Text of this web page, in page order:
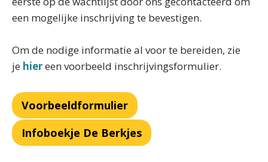
een mogelijke inschrijving te bevestigen.​​​
Om de nodige informatie al voor te bereiden, zie
je hiereen voorbeeld inschrijvingsformulier.
Voorbeeldformulier
Infoboekje De Berkjes